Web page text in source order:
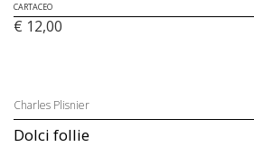
CARTACEO
€ 12,00
Charles Plisnier
Dolci follie